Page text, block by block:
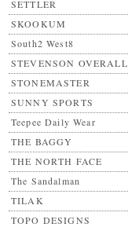
SETTLER
SKOOKUM
South2 West8
STEVENSON OVERALL
STONEMASTER
SUNNY SPORTS
Teepee Daily Wear
THE BAGGY
THE NORTH FACE
The Sandalman
TILAK
TOPO DESIGNS